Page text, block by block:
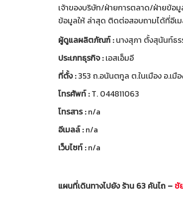
เจ้าของบริษัท/ฝ่ายการตลาด/ฝ่ายข้อ
ข้อมูลให้ ล่าสุด ติดต่อสอบถามได้ที่อีเ
ผู้ดูแลผลิตภัณฑ์ :นางสุภา ตั้งสุนันท์ธร
ประเภทธุรกิจ :เอสเอ็มอี
ที่ตั้ง :353 ถ.อนันตกูล ต.ในเมือง อ.เมื
โทรศัพท์ :T. 044811063
โทรสาร :n/a
อีเมลล์ :n/a
เว็บไซท์ :n/a
แผนที่เดินทางไปยัง ร้าน 63 คันไถ –ชั